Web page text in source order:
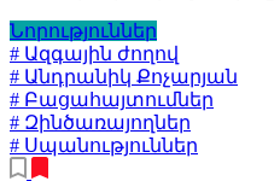
Նորություններ
# Ազգային ժողով
# Անդրանիկ Քոչարյան
# Բացահայտումներ
# Զինծառայողներ
# Սպանություններ